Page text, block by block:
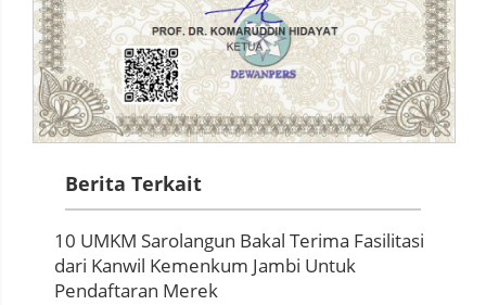
Berita Terkait
10 UMKM Sarolangun Bakal Terima Fasilitasi
dari Kanwil Kemenkum Jambi Untuk
Pendaftaran Merek